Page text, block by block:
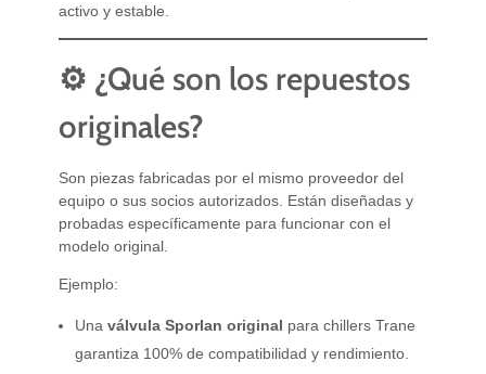
activo y estable.
⚙️ ¿Qué son los repuestos
originales?
Son piezas fabricadas por el mismo proveedor del
equipo o sus socios autorizados. Están diseñadas y
probadas específicamente para funcionar con el
modelo original.
Ejemplo:
Unaválvula Sporlan original para chillers Trane
garantiza 100% de compatibilidad y rendimiento.